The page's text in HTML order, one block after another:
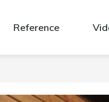
Reference